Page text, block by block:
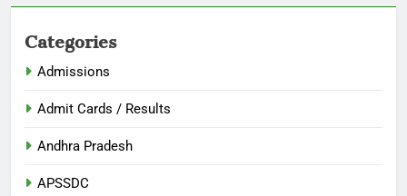
Categories
Admissions
Admit Cards / Results
Andhra Pradesh
APSSDC